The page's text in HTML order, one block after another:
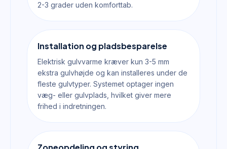
2-3 grader uden komforttab.
Installation og pladsbesparelse
Elektrisk gulvvarme kræver kun 3-5 mm
ekstra gulvhøjde og kan installeres under de
fleste gulvtyper. Systemet optager ingen
væg- eller gulvplads, hvilket giver mere
frihed i indretningen.